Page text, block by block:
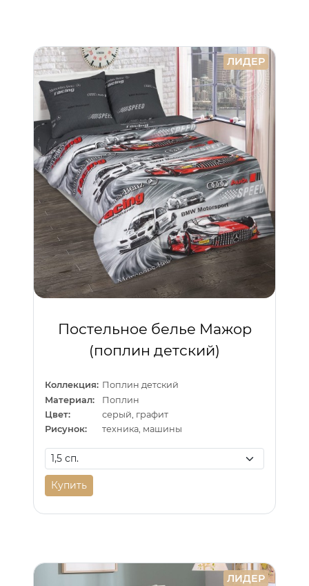
ЛИДЕР
Постельное белье Мажор
(поплин детский)
Коллекция: Поплин детский
Материал:
Поплин
Цвет:
серый, графит
Рисунок:
техника, машины
Купить
ЛИДЕР